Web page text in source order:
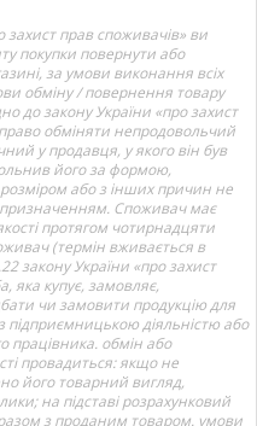
захист прав споживачів» ви
покупки повернути або
за умови виконання всіх
обміну / повернення товару
до закону України «про захист
обміняти непродовольчий
у продавця, у якого він був
його за формою,
або з інших причин не
Споживач має
протягом чотирнадцяти
(термін вживається в
закону України «про захист
яка купує, замовляє,
чи замовити продукцію для
підприємницькою діяльністю або
працівника. обмін або
провадиться: якщо не
його товарний вигляд,
на підставі розрахунковий
з проданим товаром. умови